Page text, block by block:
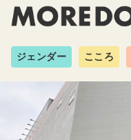
ジェンダー こころ